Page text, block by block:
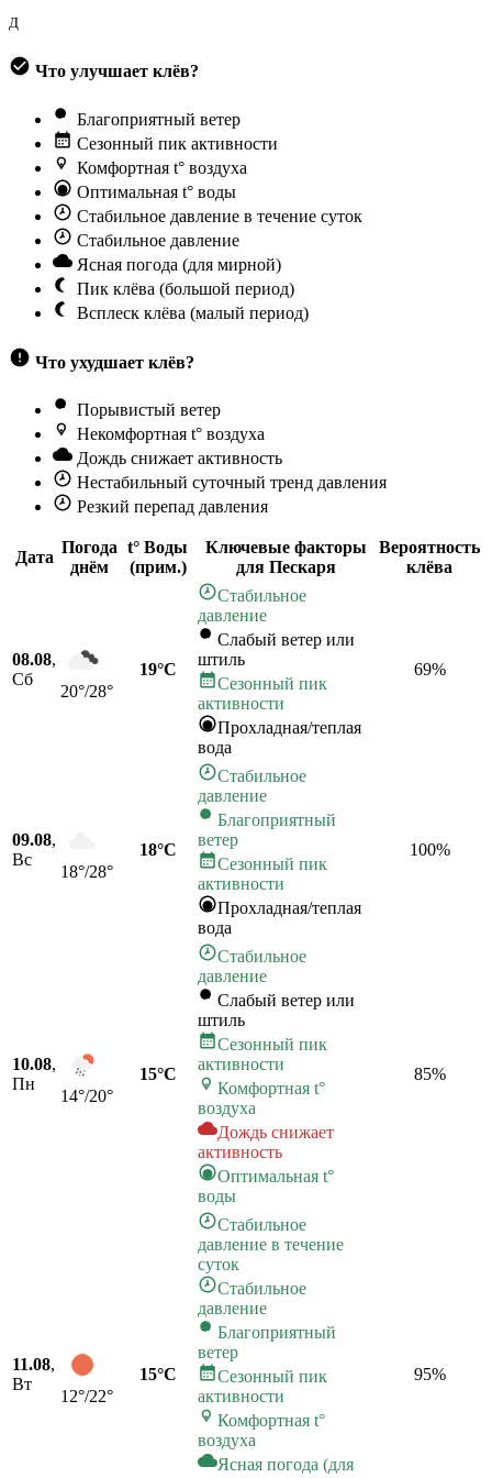
Д
Что улучшает клёв?
Благоприятный ветер
Сезонный пик активности
Комфортная t° воздуха
Оптимальная t° воды
Стабильное давление в течение суток
Стабильное давление
Ясная погода (для мирной)
Пик клёва (большой период)
Всплеск клёва (малый период)
Что ухудшает клёв?
Порывистый ветер
Некомфортная t° воздуха
Дождь снижает активность
Нестабильный суточный тренд давления
Резкий перепад давления
Дата
Погода
днём
t° Воды
(прим.)
Ключевые факторы
для Пескаря
Вероятность
клёва
08.08,
Сб
20°/28°
19°C
Стабильное
давление
Слабый ветер или
штиль
Сезонный пик
активности
Прохладная/теплая
вода
69%
09.08,
Вс
18°/28°
18°C
Стабильное
давление
Благоприятный
ветер
Сезонный пик
активности
Прохладная/теплая
вода
100%
10.08,
Пн
14°/20°
15°C
Стабильное
давление
Слабый ветер или
штиль
Сезонный пик
активности
Комфортная t°
воздуха
Дождь снижает
активность
Оптимальная t°
воды
85%
11.08,
Вт
12°/22°
15°C
Стабильное
давление в течение
суток
Стабильное
давление
Благоприятный
ветер
Сезонный пик
активности
Комфортная t°
воздуха
Ясная погода (для
95%